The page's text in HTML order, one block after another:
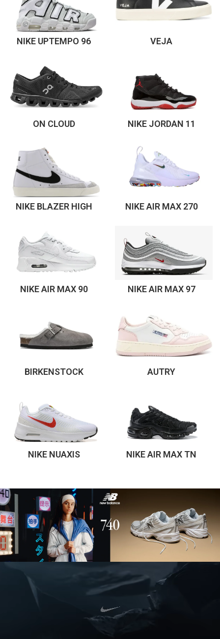
NIKE UPTEMPO 96 VEJA
ON CLOUD NIKE JORDAN 11
NIKE BLAZER HIGH NIKE AIR MAX 270
NIKE AIR MAX‌ 90 NIKE AIR MAX‌ 97
BIRKENSTOCK AUTRY
NIKE NUAXIS NIKE AIR MAX TN